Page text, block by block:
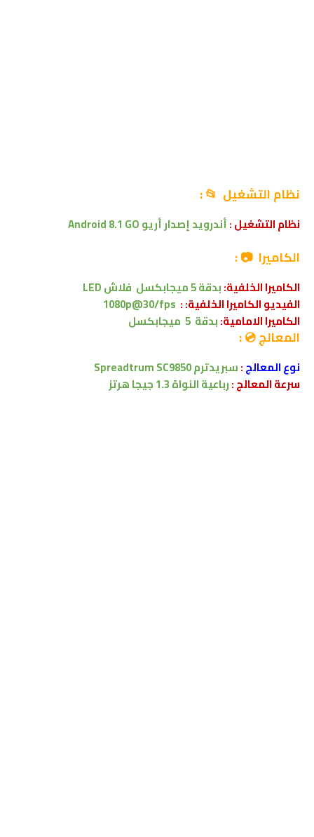
نظام التشغيل 📂 :
نظام التشغيل :أندرويد إصدار أريوAndroid 8.1 GO
الكاميرا 📷 :
الكاميرا الخلفية:بدقة
فلاش LED
الفيديو الكاميرا الخلفية: :
الكاميرا الامامية:بدقة ميجابكسل
المعالج 💿 :
نوع المعالج:سبريدترمSpreadtrum SC9850
سرعة المعالج :رباعية النواة 1.3 جيجا هرتز